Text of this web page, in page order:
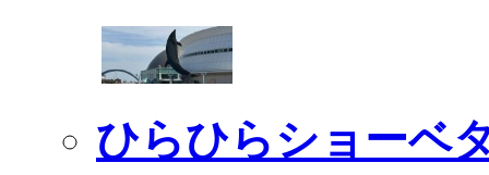
ひらひらショーベ